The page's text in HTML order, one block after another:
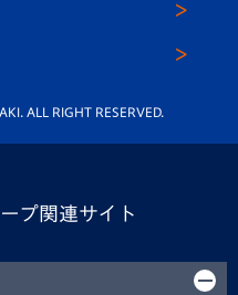
ALL RIGHT RESERVED.
プ関連サイト